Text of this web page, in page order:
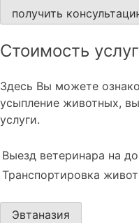
получить
Стоимость
Здесь Вы можете
усыпление животных,
услуги.
Выезд ветеринара на
Транспортировка
Эвтаназия